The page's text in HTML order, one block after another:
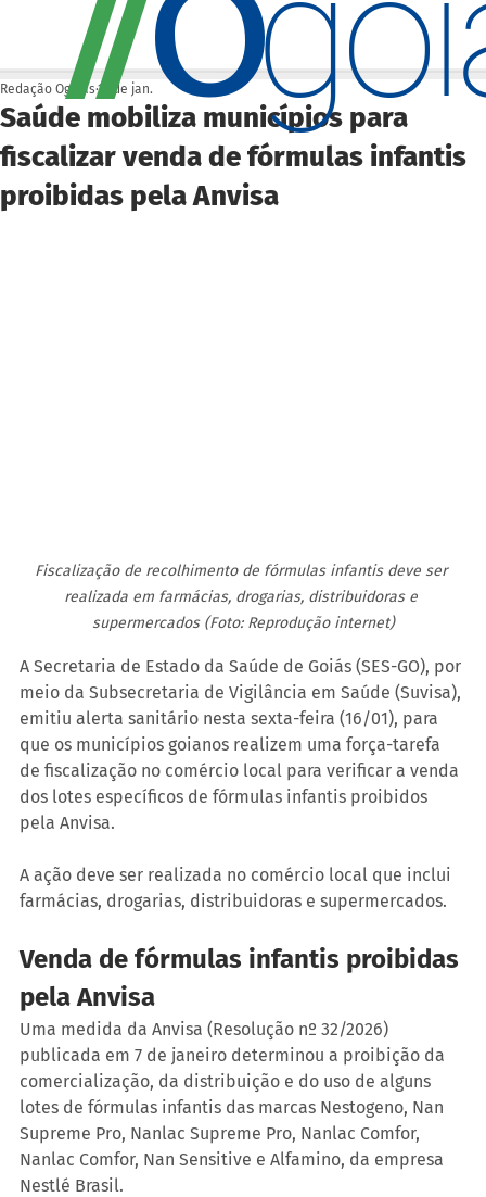
Saúde mobiliza municípios para
fiscalizar venda de fórmulas infantis
proibidas pela Anvisa
Redação Ogoiás 19 de jan.
Fiscalização de recolhimento de fórmulas infantis deve ser
realizada em farmácias, drogarias, distribuidoras e
supermercados (Foto: Reprodução internet)
A Secretaria de Estado da Saúde de Goiás (SES-GO), por
meio da Subsecretaria de Vigilância em Saúde (Suvisa),
emitiu alerta sanitário nesta sexta-feira (16/01), para
que os municípios goianos realizem uma força-tarefa
de fiscalização no comércio local para verificar a venda
dos lotes específicos de fórmulas infantis proibidos
pela Anvisa.
A ação deve ser realizada no comércio local que inclui
farmácias, drogarias, distribuidoras e supermercados.
Venda de fórmulas infantis proibidas
pela Anvisa
Uma medida da Anvisa (Resolução nº 32/2026)
publicada em 7 de janeiro determinou a proibição da
comercialização, da distribuição e do uso de alguns
lotes de fórmulas infantis das marcas Nestogeno, Nan
Supreme Pro, Nanlac Supreme Pro, Nanlac Comfor,
Nanlac Comfor, Nan Sensitive e Alfamino, da empresa
Nestlé Brasil.